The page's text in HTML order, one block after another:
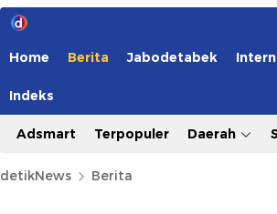
Home Berita Jabodetabek
Indeks
Adsmart Terpopuler Daerah
detikNews Berita